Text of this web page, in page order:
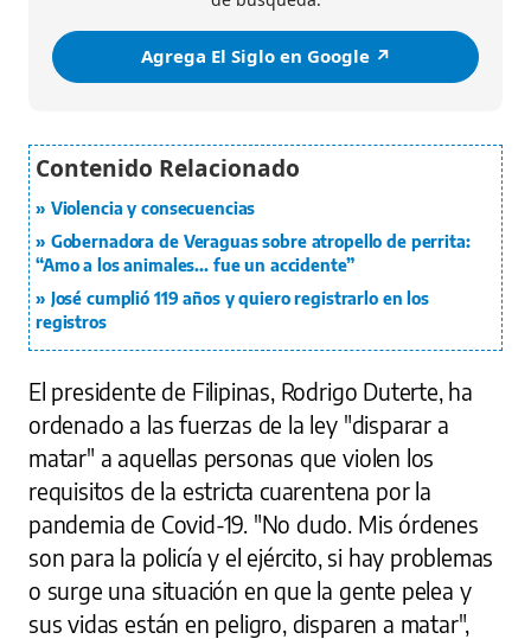
Agrega El Siglo en Google ↗️
Violencia y consecuencias
Gobernadora de Veraguas sobre atropello de perrita:
“Amo a los animales... fue un accidente”
José cumplió 119 años y quiero registrarlo en los
registros
El presidente de Filipinas, Rodrigo Duterte, ha
ordenado a las fuerzas de la ley "disparar a
matar" a aquellas personas que violen los
requisitos de la estricta cuarentena por la
pandemia de Covid-19. "No dudo. Mis órdenes
son para la policía y el ejército, si hay problemas
o surge una situación en que la gente pelea y
sus vidas están en peligro, disparen a matar",